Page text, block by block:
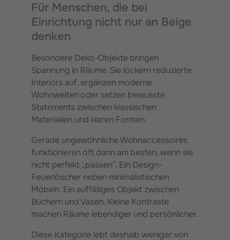
Für Menschen, die bei
Einrichtung nicht nur an Beige
denken
Besondere Deko-Objekte bringen
Spannung in Räume. Sie lockern reduzierte
Interiors auf, ergänzen moderne
Wohnwelten oder setzen bewusste
Statements zwischen klassischen
Materialien und klaren Formen.
Gerade ungewöhnliche Wohnaccessoires
funktionieren oft dann am besten, wenn sie
nicht perfekt „passen“. Ein Design-
Feuerlöscher neben minimalistischen
Möbeln. Ein auffälliges Objekt zwischen
Büchern und Vasen. Kleine Kontraste
machen Räume lebendiger und persönlicher.
Diese Kategorie lebt deshalb weniger von